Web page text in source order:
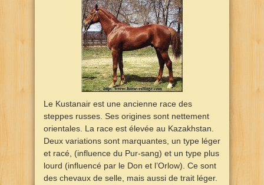
Le Kustanair est une ancienne race des
steppes russes. Ses origines sont nettement
orientales. La race est élevée au Kazakhstan.
Deux variations sont marquantes, un type léger
et racé, (influence du Pur-sang) et un type plus
lourd (influencé par le Don et l’Orlow). Ce sont
des chevaux de selle, mais aussi de trait léger.